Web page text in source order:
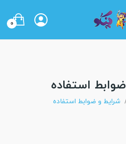
0
استفاده
شرایط و ضوابط استفاده